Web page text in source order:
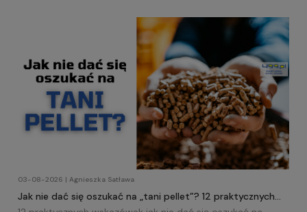
03-08-2026 | Agnieszka Satława
Jak nie dać się oszukać na „tani pellet”? 12 praktycznych
wskazówek!